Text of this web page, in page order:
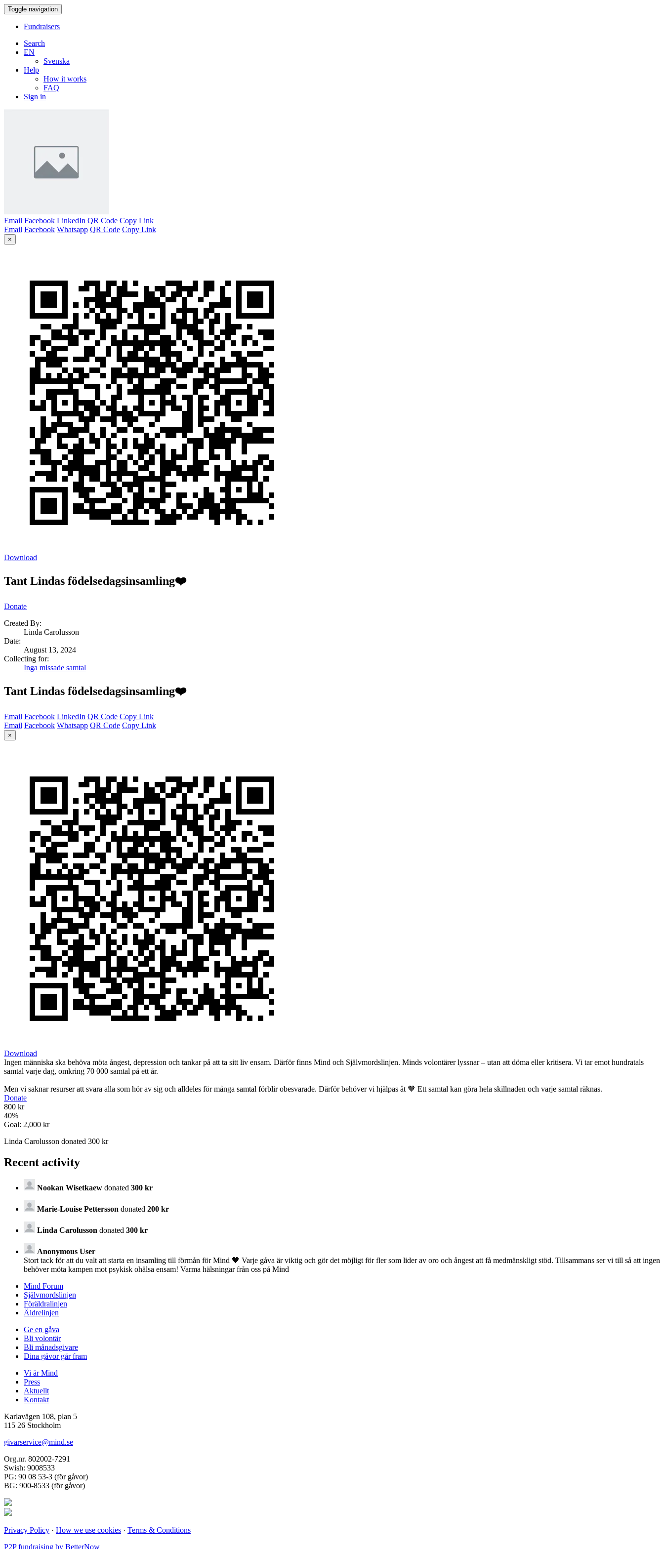
Toggle navigation
Fundraisers
Search
EN
Svenska
Help
How it works
FAQ
Sign in
Email Facebook LinkedIn QR Code Copy Link
Email Facebook Whatsapp QR Code Copy Link
×
Download
Tant Lindas födelsedagsinsamling❤️
Donate
Created By:
Linda Carolusson
Date:
August 13, 2024
Collecting for:
Inga missade samtal
Tant Lindas födelsedagsinsamling❤️
Email Facebook LinkedIn QR Code Copy Link
Email Facebook Whatsapp QR Code Copy Link
×
Download
Ingen människa ska behöva möta ångest, depression och tankar på att ta sitt liv ensam. Därför finns Mind och Självmordslinjen. Minds volontärer lyssnar – utan att döma eller kritisera. Vi tar emot hundratals
samtal varje dag, omkring 70 000 samtal på ett år.
Men vi saknar resurser att svara alla som hör av sig och alldeles för många samtal förblir obesvarade. Därför behöver vi hjälpas åt 🧡 Ett samtal kan göra hela skillnaden och varje samtal räknas.
Donate
800 kr
40%
Goal: 2,000 kr
Linda Carolusson donated 300 kr
Recent activity
Nookan Wisetkaew donated 300 kr
Marie-Louise Pettersson donated 200 kr
Linda Carolusson donated 300 kr
Anonymous User
Stort tack för att du valt att starta en insamling till förmån för Mind 🧡 Varje gåva är viktig och gör det möjligt för fler som lider av oro och ångest att få medmänskligt stöd. Tillsammans ser vi till så att ingen
behöver möta kampen mot psykisk ohälsa ensam! Varma hälsningar från oss på Mind
Mind Forum
Självmordslinjen
Föräldralinjen
Äldrelinjen
Ge en gåva
Bli volontär
Bli månadsgivare
Dina gåvor går fram
Vi är Mind
Press
Aktuellt
Kontakt
Karlavägen 108, plan 5
115 26 Stockholm
givarservice@mind.se
Org.nr. 802002-7291
Swish: 9008533
PG: 90 08 53-3 (för gåvor)
BG: 900-8533 (för gåvor)
Privacy Policy · How we use cookies · Terms & Conditions
P2P fundraising by BetterNow